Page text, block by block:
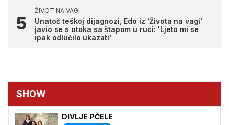
ŽIVOT NA VAGI
Unatoč teškoj dijagnozi, Edo iz 'Života na vagi'
javio se s otoka sa štapom u ruci: 'Ljeto mi se
ipak odlučilo ukazati'
SHOW
DIVLJE PČELE